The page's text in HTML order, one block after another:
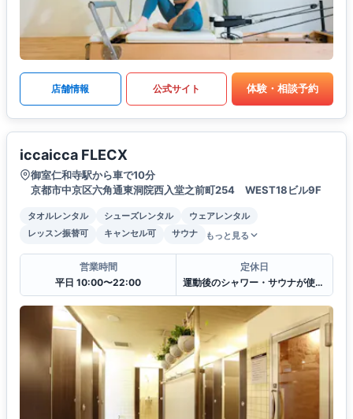
店舗情報 公式サイト 体験・相談予約
iccaicca FLECX
御室仁和寺駅から車で10分
京都市中京区六角通東洞院西入堂之前町254 WEST18ビル9F
タオルレンタル シューズレンタル
ウェアレンタル
レッスン振替可
キャンセル可 サウナ もっと見る
営業時間
平日 10:00〜22:00
定休日
運動後のシャワー・サウナが使えます